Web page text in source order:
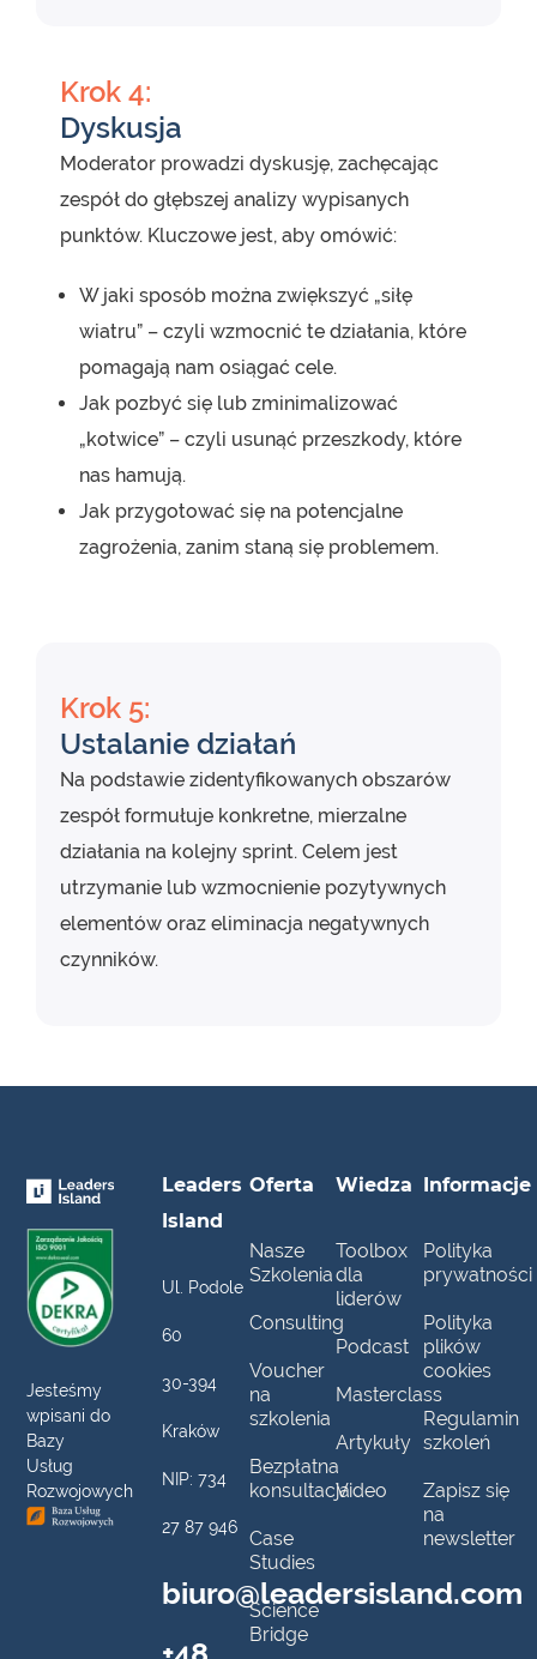
Krok 4:
Dyskusja
Moderator prowadzi dyskusję, zachęcając
zespół do głębszej analizy wypisanych
punktów. Kluczowe jest, aby omówić:
W jaki sposób można zwiększyć „siłę
wiatru” – czyli wzmocnić te działania, które
pomagają nam osiągać cele.
Jak pozbyć się lub zminimalizować
„kotwice” – czyli usunąć przeszkody, które
nas hamują.
Jak przygotować się na potencjalne
zagrożenia, zanim staną się problemem.
Krok 5:
Ustalanie działań
Na podstawie zidentyfikowanych obszarów
zespół formułuje konkretne, mierzalne
działania na kolejny sprint. Celem jest
utrzymanie lub wzmocnienie pozytywnych
elementów oraz eliminacja negatywnych
czynników.
Jesteśmy
wpisani do
Bazy
Usług
Rozwojowych
Leaders
Island
Ul. Podole
60
30-394
Kraków
NIP: 734
27 87 946
biuro@leadersisland.com
Oferta
Nasze
Szkolenia
Consulting
Voucher
na
szkolenia
Bezpłatna
konsultacja
Case
Studies
Science
Bridge
Wiedza
Toolbox
dla
liderów
Podcast
Masterclass
Artykuły
Video
Informacje
Polityka
prywatności
Polityka
plików
cookies
Regulamin
szkoleń
Zapisz się
na
newsletter